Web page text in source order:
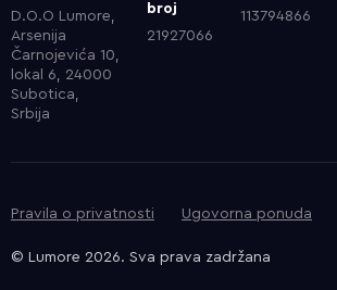
D.O.O Lumore,
Arsenija
Čarnojevića 10,
lokal 6, 24000
Subotica,
Srbija
broj
21927066
113794866
Pravila o privatnosti Ugovorna ponuda
© Lumore 2026. Sva prava zadržana